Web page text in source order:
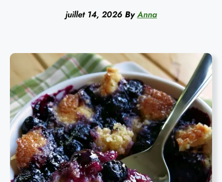
juillet 14, 2026 By Anna